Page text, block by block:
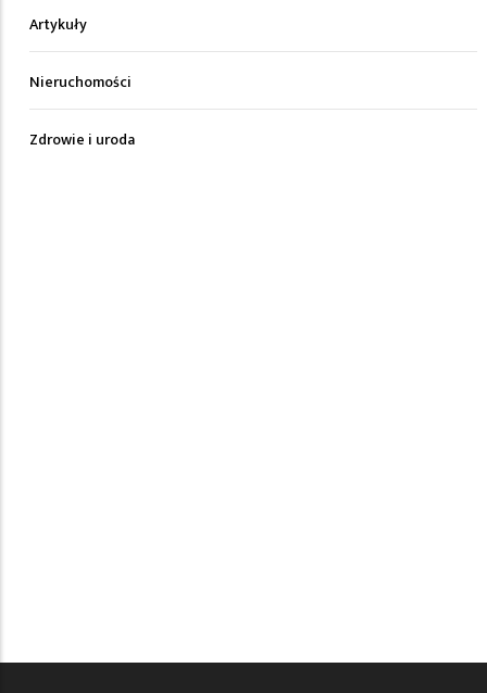
Artykuły
Nieruchomości
Zdrowie i uroda